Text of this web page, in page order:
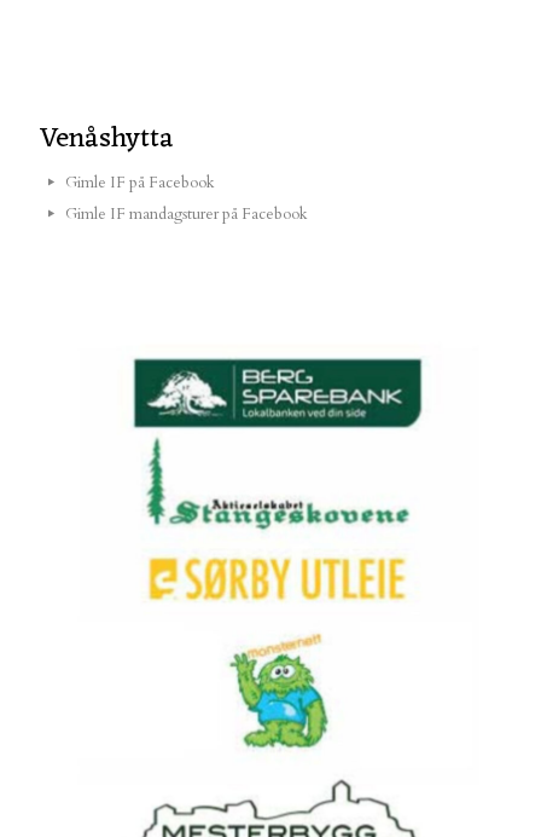
Venåshytta
Gimle IF på Facebook
Gimle IF mandagsturer på Facebook